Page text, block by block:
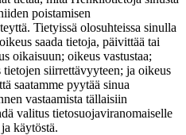
poistamisen
Tietyissä olosuhteissa sinulla
saada tietoja, päivittää tai
oikaisuun; oikeus vastustaa;
siirrettävyyteen; ja oikeus
saatamme pyytää sinua
vastaamista tällaisiin
valitus tietosuojaviranomaiselle
käytöstä.